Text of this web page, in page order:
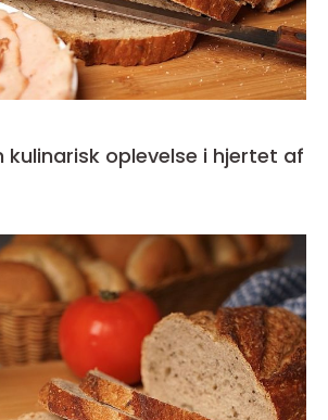
kulinarisk oplevelse i hjertet af